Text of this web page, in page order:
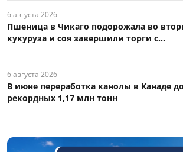
6 августа 2026
Пшеница в Чикаго подорожала во
кукуруза и соя завершили торги с...
6 августа 2026
В июне переработка канолы в Канаде
рекордных 1,17 млн тонн